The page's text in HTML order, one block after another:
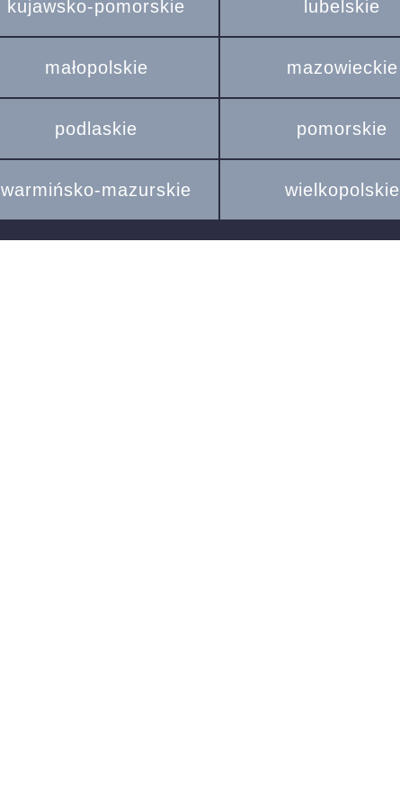
kujawsko-pomorskie lubelskie
małopolskie mazowieckie
podlaskie pomorskie
warmińsko-mazurskie wielkopolskie